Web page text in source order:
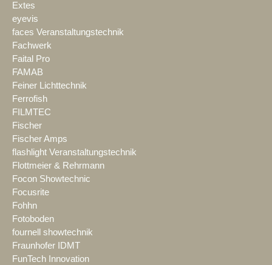
Extes
eyevis
faces Veranstaltungstechnik
Fachwerk
Faital Pro
FAMAB
Feiner Lichttechnik
Ferrofish
FILMTEC
Fischer
Fischer Amps
flashlight Veranstaltungstechnik
Flottmeier & Rehrmann
Focon Showtechnic
Focusrite
Fohhn
Fotoboden
fournell showtechnik
Fraunhofer IDMT
FunTech Innovation